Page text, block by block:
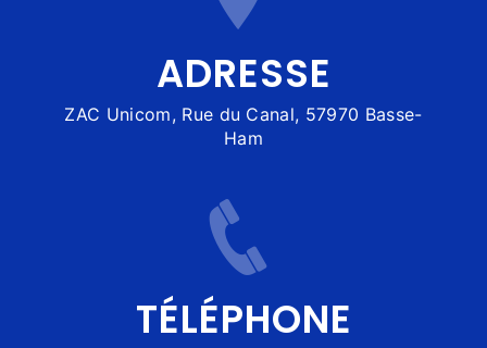
ADRESSE
ZAC Unicom, Rue du Canal, 57970 Basse-
Ham
TÉLÉPHONE